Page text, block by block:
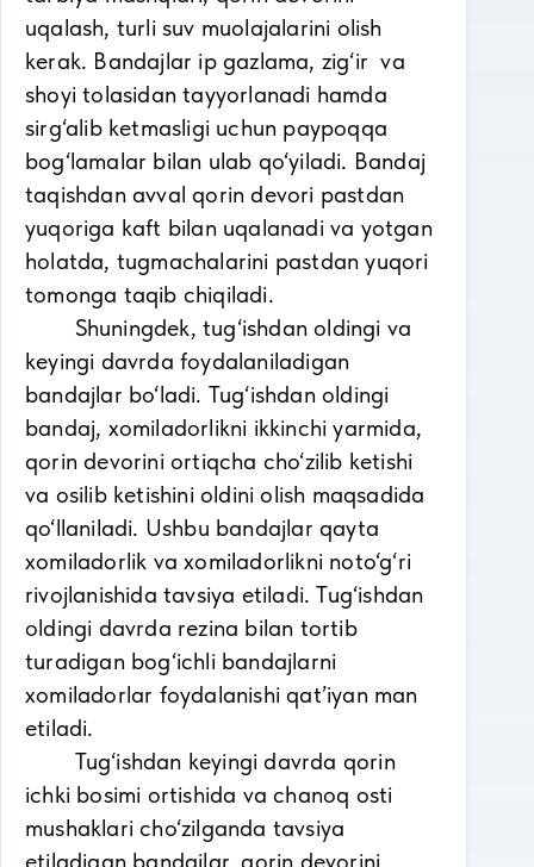
uqalash, turli suv muolajalarini olish
kerak. Bandajlar ip gazlama, zig‘ir va
shoyi tolasidan tayyorlanadi hamda
sirg‘alib ketmasligi uchun paypoqqa
bog‘lamalar bilan ulab qo‘yiladi. Bandaj
taqishdan avval qorin devori pastdan
yuqoriga kaft bilan uqalanadi va yotgan
holatda, tugmachalarini pastdan yuqori
tomonga taqib chiqiladi.
Shuningdek, tug‘ishdan oldingi va
keyingi davrda foydalaniladigan
bandajlar bo‘ladi. Tug‘ishdan oldingi
bandaj, xomiladorlikni ikkinchi yarmida,
qorin devorini ortiqcha cho‘zilib ketishi
va osilib ketishini oldini olish maqsadida
qo‘llaniladi. Ushbu bandajlar qayta
xomiladorlik va xomiladorlikni noto‘g‘ri
rivojlanishida tavsiya etiladi. Tug‘ishdan
oldingi davrda rezina bilan tortib
turadigan bog‘ichli bandajlarni
xomiladorlar foydalanishi qat’iyan man
etiladi.
Tug‘ishdan keyingi davrda qorin
ichki bosimi ortishida va chanoq osti
mushaklari cho‘zilganda tavsiya
etiladigan bandajlar, qorin devorini